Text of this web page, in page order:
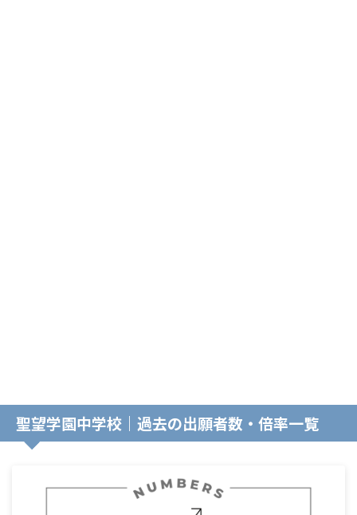
聖望学園中学校｜過去の出願者数・倍率一覧